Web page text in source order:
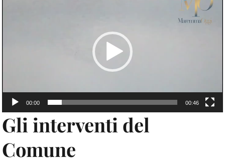
00:00 00:46
Gli interventi del
Comune